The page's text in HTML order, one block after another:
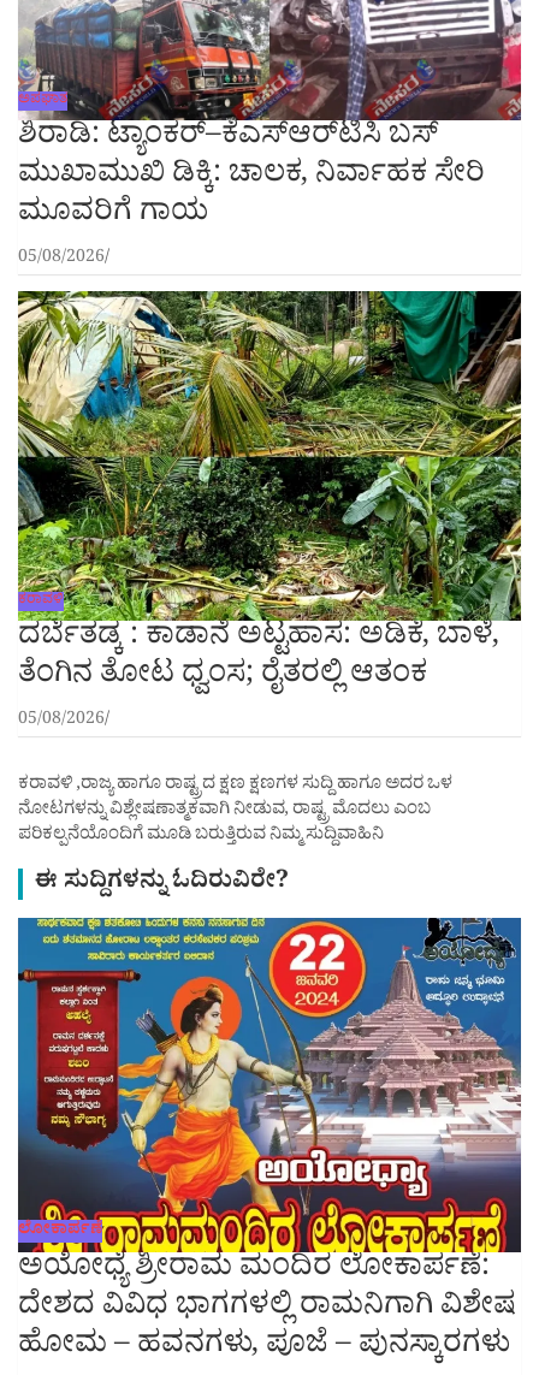
ಅಪಘಾತ
ಶಿರಾಡಿ: ಟ್ಯಾಂಕರ್–ಕೆಎಸ್‌ಆರ್‌ಟಿಸಿ ಬಸ್
ಮುಖಾಮುಖಿ ಡಿಕ್ಕಿ: ಚಾಲಕ, ನಿರ್ವಾಹಕ ಸೇರಿ
ಮೂವರಿಗೆ ಗಾಯ
05/08/2026
ಕರಾವಳಿ
ದರ್ಬೆತಡ್ಕ : ಕಾಡಾನೆ ಅಟ್ಟಹಾಸ: ಅಡಿಕೆ, ಬಾಳೆ,
ತೆಂಗಿನ ತೋಟ ಧ್ವಂಸ; ರೈತರಲ್ಲಿ ಆತಂಕ
05/08/2026
ಕರಾವಳಿ ,ರಾಜ್ಯ ಹಾಗೂ ರಾಷ್ಟ್ರದ ಕ್ಷಣ ಕ್ಷಣಗಳ ಸುದ್ದಿ ಹಾಗೂ ಅದರ ಒಳ
ನೋಟಗಳನ್ನು ವಿಶ್ಲೇಷಣಾತ್ಮಕವಾಗಿ ನೀಡುವ, ರಾಷ್ಟ್ರ ಮೊದಲು ಎಂಬ
ಪರಿಕಲ್ಪನೆಯೊಂದಿಗೆ ಮೂಡಿ ಬರುತ್ತಿರುವ ನಿಮ್ಮ ಸುದ್ದಿವಾಹಿನಿ
ಈ ಸುದ್ದಿಗಳನ್ನು ಓದಿರುವಿರೇ?
ಲೋಕಾರ್ಪಣೆ
ಅಯೋಧ್ಯೆ ಶ್ರೀರಾಮ ಮಂದಿರ ಲೋಕಾರ್ಪಣೆ:
ದೇಶದ ವಿವಿಧ ಭಾಗಗಳಲ್ಲಿ ರಾಮನಿಗಾಗಿ ವಿಶೇಷ
ಹೋಮ – ಹವನಗಳು, ಪೂಜೆ – ಪುನಸ್ಕಾರಗಳು